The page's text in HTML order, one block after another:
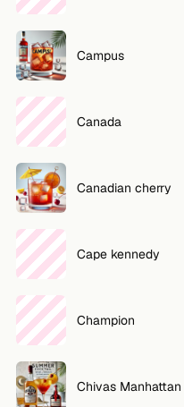
Campus
Canada
Canadian cherry
Cape kennedy
Champion
Chivas Manhattan